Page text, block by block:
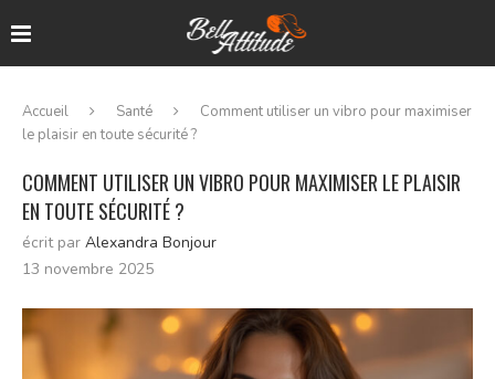
Accueil Santé
Comment utiliser un vibro pour maximiser
le plaisir en toute sécurité ?
COMMENT UTILISER UN VIBRO POUR MAXIMISER LE PLAISIR
EN TOUTE SÉCURITÉ ?
écrit par Alexandra Bonjour
13 novembre 2025